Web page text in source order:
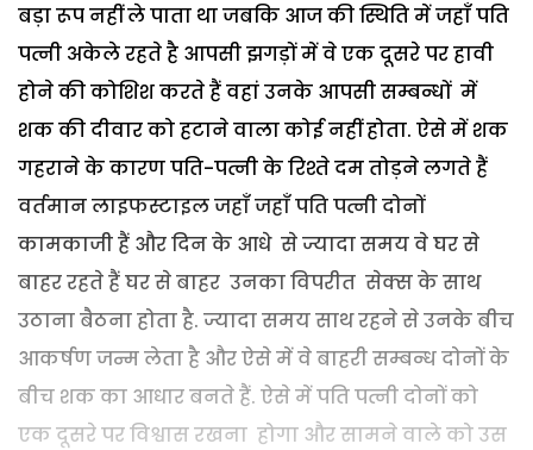
बड़ा रूप नहीं ले पाता था जबकि आज की स्थिति में जहाँ पति
पत्नी अकेले रहते है आपसी झगड़ों में वे एक दूसरे पर हावी
होने की कोशिश करते हैं वहां उनके आपसी सम्बन्धों में
शक की दीवार को हटाने वाला कोई नहीं होता. ऐसे में शक
गहराने के कारण पति-पत्नी के रिश्ते दम तोड़ने लगते हैं
वर्तमान लाइफस्टाइल जहाँ जहाँ पति पत्नी दोनों
कामकाजी हैं और दिन के आधे से ज्यादा समय वे घर से
बाहर रहते हैं घर से बाहर उनका विपरीत सेक्स के साथ
उठाना बैठना होता है. ज्यादा समय साथ रहने से उनके बीच
आकर्षण जन्म लेता है और ऐसे में वे बाहरी सम्बन्ध दोनों के
बीच शक का आधार बनते हैं. ऐसे में पति पत्नी दोनों को
एक दूसरे पर विश्वास रखना होगा और सामने वाले को उस